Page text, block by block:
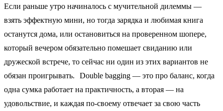
Если раньше утро начиналось с мучительной дилеммы —
взять эффектную мини, но тогда зарядка и любимая книга
останутся дома, или остановиться на проверенном шопере,
который вечером обязательно помешает свиданию или
дружеской встрече, то сейчас ни один из этих вариантов не
обязан проигрывать. Double bagging — это про баланс, когда
одна сумка работает на практичность, а вторая — на
удовольствие, и каждая по-своему отвечает за свою часть